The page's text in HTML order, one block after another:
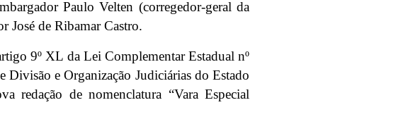
Paulo Velten (corregedor-geral da
José de Ribamar Castro.
9º XL da Lei Complementar Estadual nº
e Organização Judiciárias do Estado
redação de nomenclatura “Vara Especial